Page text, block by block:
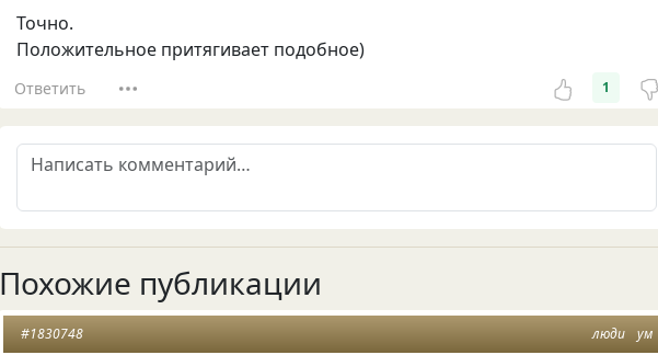
Точно.
Положительное притягивает подобное)
Ответить 1
Похожие публикации
люди ум
#1830748